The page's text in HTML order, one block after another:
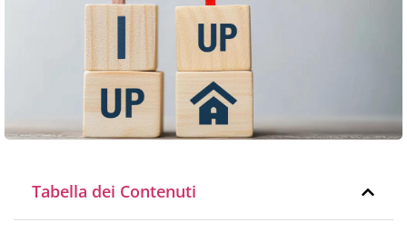
Tabella dei Contenuti